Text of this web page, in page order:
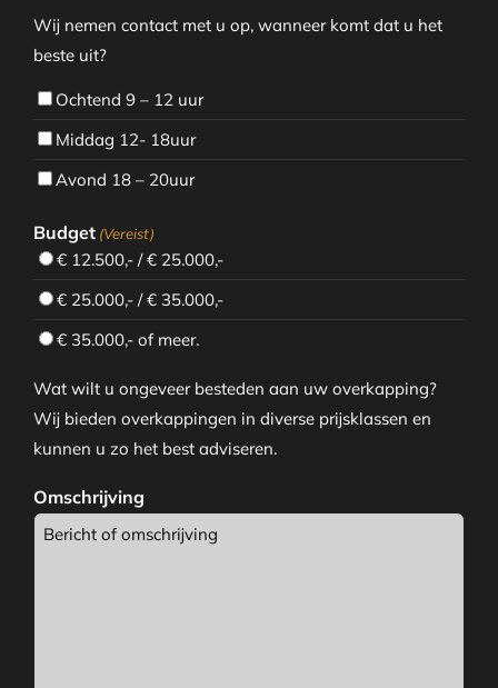
Wij nemen contact met u op, wanneer komt dat u het
beste uit?
Ochtend 9 – 12 uur
Middag 12- 18uur
Avond 18 – 20uur
Budget (Vereist)
€ 12.500,- / € 25.000,-
€ 25.000,- / € 35.000,-
€ 35.000,- of meer.
Wat wilt u ongeveer besteden aan uw overkapping?
Wij bieden overkappingen in diverse prijsklassen en
kunnen u zo het best adviseren.
Omschrijving